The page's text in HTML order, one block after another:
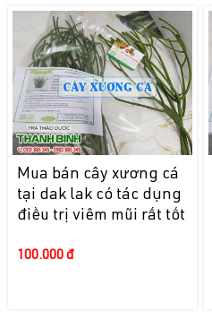
Mua bán cây xương cá
tại dak lak có tác dụng
điều trị viêm mũi rất tốt
100.000 đ